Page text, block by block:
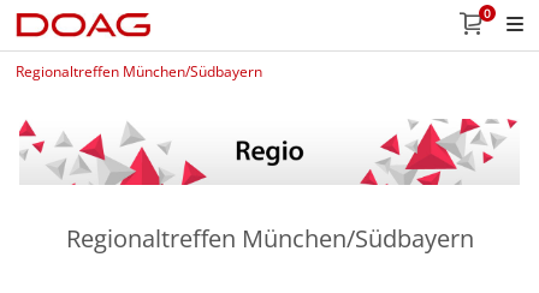
0
Regionaltreffen München/Südbayern
Regionaltreffen München/Südbayern